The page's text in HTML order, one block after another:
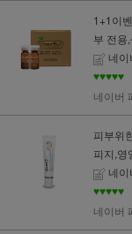
1+1이
부 전용
네
♥♥♥♥♥
네이버
피부위
피지,영
네
♥♥♥♥♥
네이버